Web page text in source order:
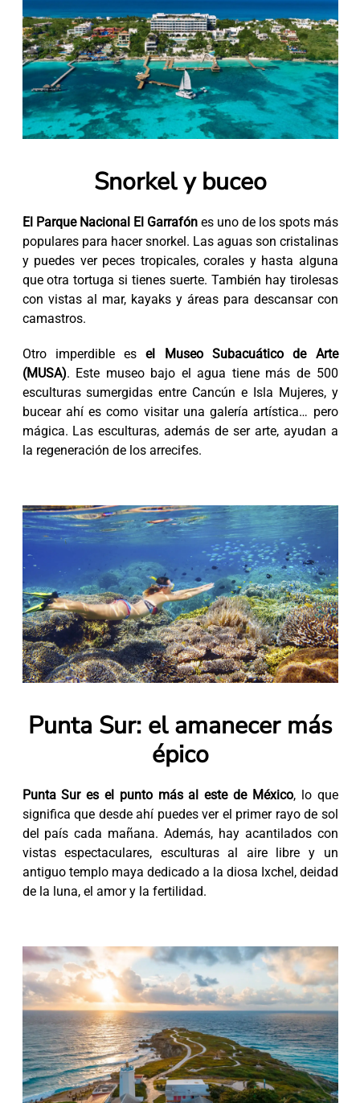
Snorkel y buceo
El Parque Nacional El Garrafónes uno de los spots más
populares para hacer snorkel. Las aguas son cristalinas
y puedes ver peces tropicales, corales y hasta alguna
que otra tortuga si tienes suerte. También hay tirolesas
con vistas al mar, kayaks y áreas para descansar con
camastros.
Otro imperdible esel Museo Subacuático de Arte
(MUSA). Este museo bajo el agua tiene más de 500
esculturas sumergidas entre Cancún e Isla Mujeres, y
bucear ahí es como visitar una galería artística… pero
mágica. Las esculturas, además de ser arte, ayudan a
la regeneración de los arrecifes.
Punta Sur: el amanecer más
épico
Punta Sur es el punto más al este de México, lo que
significa que desde ahí puedes ver el primer rayo de sol
del país cada mañana. Además, hay acantilados con
vistas espectaculares, esculturas al aire libre y un
antiguo templo maya dedicado a la diosa Ixchel, deidad
de la luna, el amor y la fertilidad.